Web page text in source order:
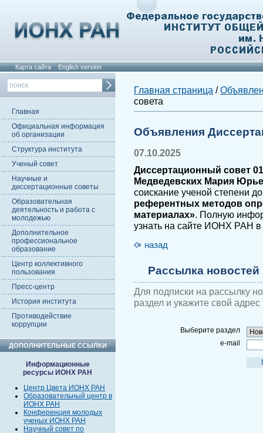
Карта сайта English version
Главная
Официальная информация
об организации
Структура института
Ученый совет
Научные и
диссертационные советы
Образовательная
деятельность и работа с
молодежью
Дополнительное
профессиональное
образование
Центр коллективного
пользования
Пресс-центр
История института
Противодействие
коррупции
ДОПОЛНИТЕЛЬНЫЕ ССЫЛКИ
Информационные
ресурсы ИОНХ РАН
Центр Цвета ИОНХ РАН
Образовательный центр в
ИОНХ РАН
Конференция молодых
ученых ИОНХ РАН
Научный совет по
Главная страница /
совета
Объявления
07.10.2025
Диссертационный совет
Медведевских Мария
соискание ученой степени
референтных методов
материалах». Полную
узнать на сайте ИОНХ РАН
назад
Рассылка новостей
Для подписки на рассылку
раздел и укажите свой
Выберите раздел
e-mail